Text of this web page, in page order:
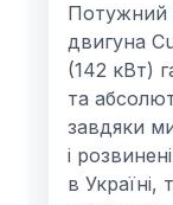
Потужний
двигуна
(142 кВт)
та
завдяки
і
в Україні,